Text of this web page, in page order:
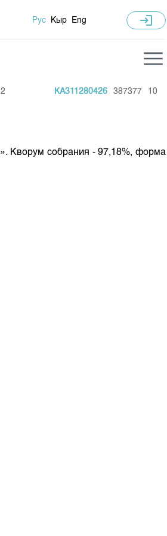
Рус Кыр Eng login
KA311280426 387377 10
Кворум собрания - 97,18%, форма